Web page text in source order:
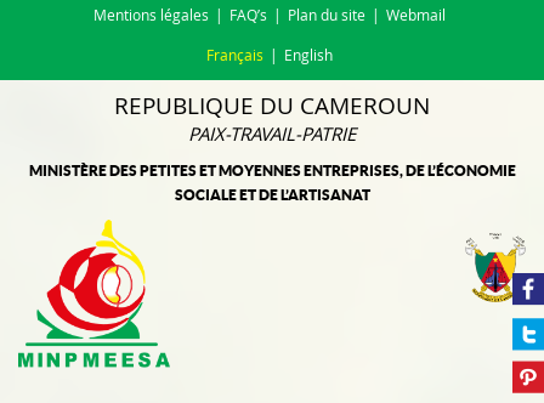
Mentions légales FAQ’s Plan du site Webmail
Français English
REPUBLIQUE DU CAMEROUN
PAIX-TRAVAIL-PATRIE
MINISTÈRE DES PETITES ET MOYENNES ENTREPRISES, DE L’ÉCONOMIE
SOCIALE ET DE L’ARTISANAT